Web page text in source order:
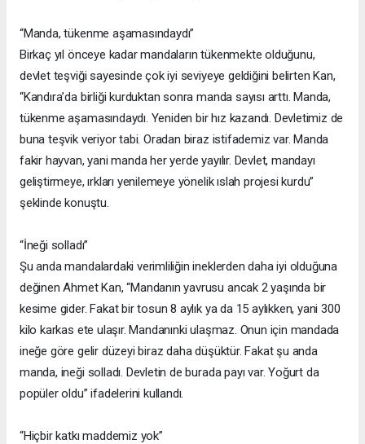
“Manda, tükenme aşamasındaydı”
Birkaç yıl önceye kadar mandaların tükenmekte olduğunu,
devlet teşviği sayesinde çok iyi seviyeye geldiğini belirten Kan,
“Kandıra’da birliği kurduktan sonra manda sayısı arttı. Manda,
tükenme aşamasındaydı. Yeniden bir hız kazandı. Devletimiz de
buna teşvik veriyor tabi. Oradan biraz istifademiz var. Manda
fakir hayvan, yani manda her yerde yayılır. Devlet, mandayı
geliştirmeye, ırkları yenilemeye yönelik ıslah projesi kurdu”
şeklinde konuştu.
“İneği solladı”
Şu anda mandalardaki verimliliğin ineklerden daha iyi olduğuna
değinen Ahmet Kan, “Mandanın yavrusu ancak 2 yaşında bir
kesime gider. Fakat bir tosun 8 aylık ya da 15 aylıkken, yani 300
kilo karkas ete ulaşır. Mandanınki ulaşmaz. Onun için mandada
ineğe göre gelir düzeyi biraz daha düşüktür. Fakat şu anda
manda, ineği solladı. Devletin de burada payı var. Yoğurt da
popüler oldu” ifadelerini kullandı.
“Hiçbir katkı maddemiz yok”